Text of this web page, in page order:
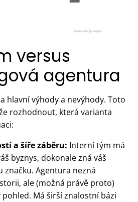
versus
agentura
hlavní výhody a nevýhody. Toto
rozhodnout, která varianta
a šíře záběru: Interní tým má
byznys, dokonale zná váš
značku. Agentura nezná
ale (možná právě proto)
Má širší znalostní bázi